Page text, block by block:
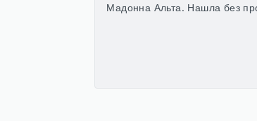
Мадонна Альта. Нашла без